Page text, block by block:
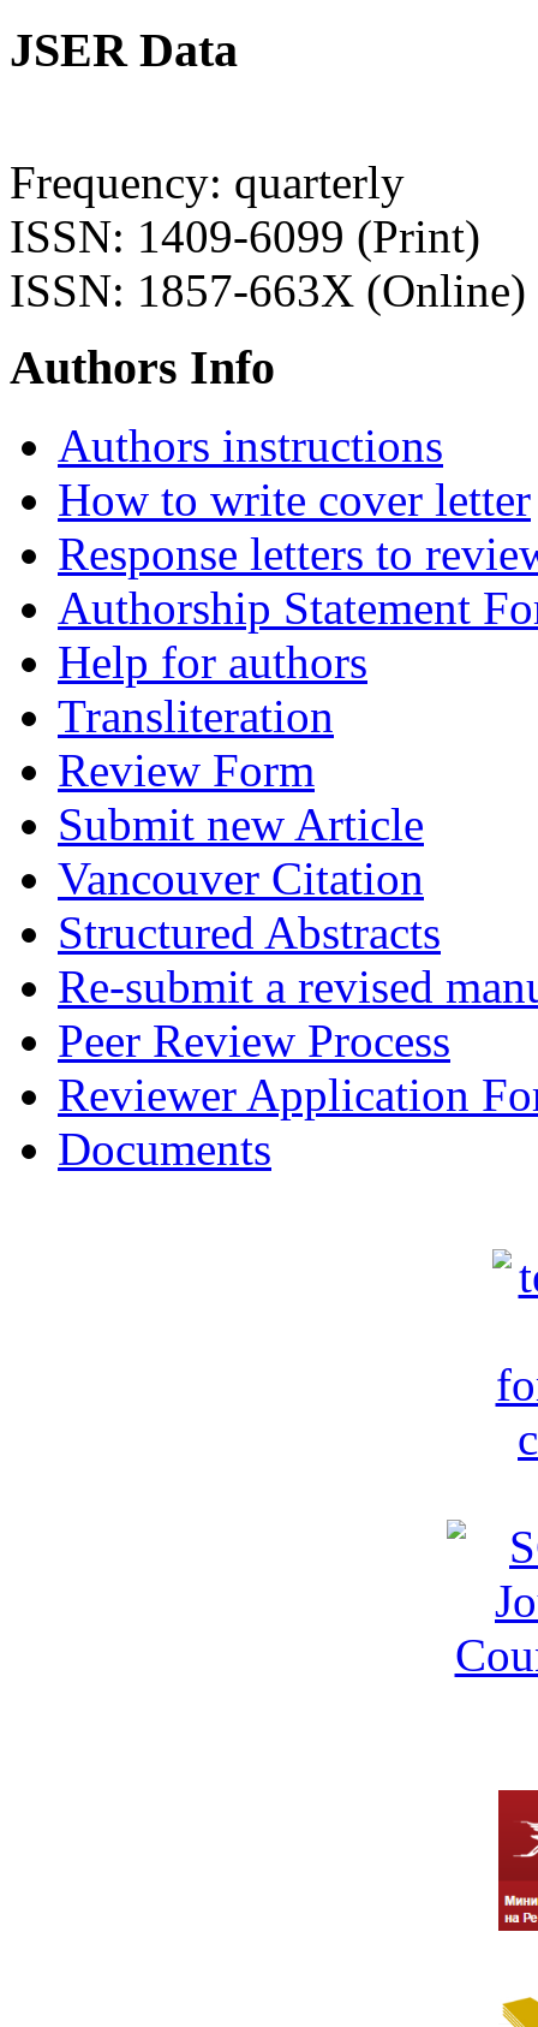
JSER Data
Frequency: quarterly
ISSN: 1409-6099 (Print)
ISSN: 1857-663X (Online)
Authors Info
Authors instructions
How to write cover letter
Response letters to
Authorship Statement
Help for authors
Transliteration
Review Form
Submit new Article
Vancouver Citation
Structured Abstracts
Re-submit a revised
Peer Review Process
Reviewer Application
Documents